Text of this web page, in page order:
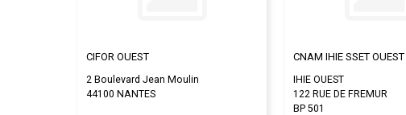
CIFOR OUEST
2 Boulevard Jean Moulin
44100 NANTES
CNAM IHIE SSET OUEST
IHIE OUEST
122 RUE DE FREMUR
BP 501